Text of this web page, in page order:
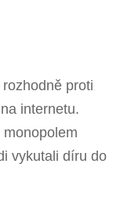
proti
internetu.
monopolem
vykutali díru do